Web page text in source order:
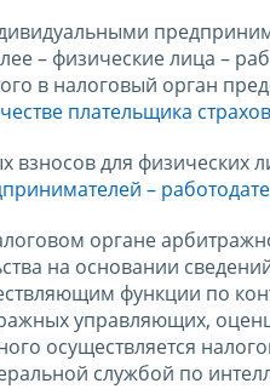
– физические лица –
в налоговый орган
плательщика
взносов для физических
–
органе
на основании
функции по
управляющих,
осуществляется
службой по